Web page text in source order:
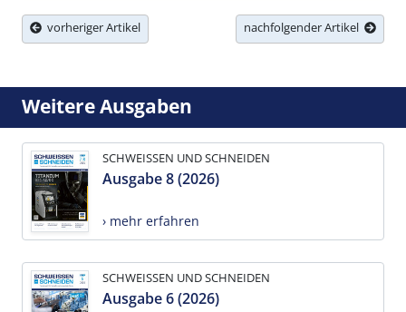
vorheriger Artikel nachfolgender Artikel
Weitere Ausgaben
SCHWEISSEN UND SCHNEIDEN
Ausgabe 8 (2026)
› mehr erfahren
SCHWEISSEN UND SCHNEIDEN
Ausgabe 6 (2026)